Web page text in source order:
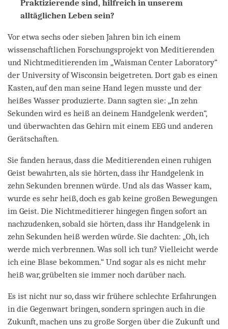
Praktizierende sind, hilfreich in unserem
alltäglichen Leben sein?
Vor etwa sechs oder sieben Jahren bin ich einem
wissenschaftlichen Forschungsprojekt von Meditierenden
und Nichtmeditierenden im „Waisman Center Laboratory“
der University of Wisconsin beigetreten. Dort gab es einen
Kasten, auf den man seine Hand legen musste und der
heißes Wasser produzierte. Dann sagten sie: „In zehn
Sekunden wird es heiß an deinem Handgelenk werden“,
und überwachten das Gehirn mit einem EEG und anderen
Gerätschaften.
Sie fanden heraus, dass die Meditierenden einen ruhigen
Geist bewahrten, als sie hörten, dass ihr Handgelenk in
zehn Sekunden brennen würde. Und als das Wasser kam,
wurde es sehr heiß, doch es gab keine großen Bewegungen
im Geist. Die Nichtmeditierer hingegen fingen sofort an
nachzudenken, sobald sie hörten, dass ihr Handgelenk in
zehn Sekunden heiß werden würde. Sie dachten: „Oh, ich
werde mich verbrennen. Was soll ich tun? Vielleicht werde
ich eine Blase bekommen.“ Und sogar als es nicht mehr
heiß war, grübelten sie immer noch darüber nach.
Es ist nicht nur so, dass wir frühere schlechte Erfahrungen
in die Gegenwart bringen, sondern springen auch in die
Zukunft, machen uns zu große Sorgen über die Zukunft und